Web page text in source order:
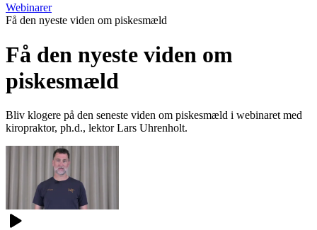
Webinarer
Få den nyeste viden om piskesmæld
Få den nyeste viden om
piskesmæld
Bliv klogere på den seneste viden om piskesmæld i webinaret med
kiropraktor, ph.d., lektor Lars Uhrenholt.